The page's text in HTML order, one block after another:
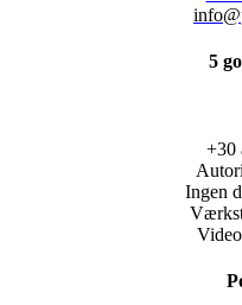
5
+30
Ingen